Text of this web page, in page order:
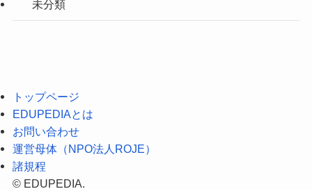
未分類
トップページ
EDUPEDIAとは
お問い合わせ
運営母体（NPO法人ROJE）
諸規程
©EDUPEDIA.